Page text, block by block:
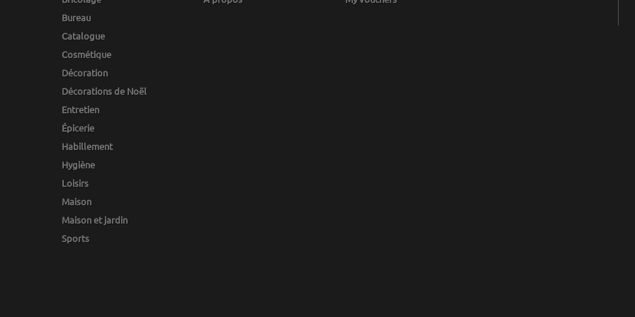
Bureau
Catalogue
Cosmétique
Décoration
Décorations de Noël
Entretien
Épicerie
Habillement
Hygiène
Loisirs
Maison
Maison et jardin
Sports